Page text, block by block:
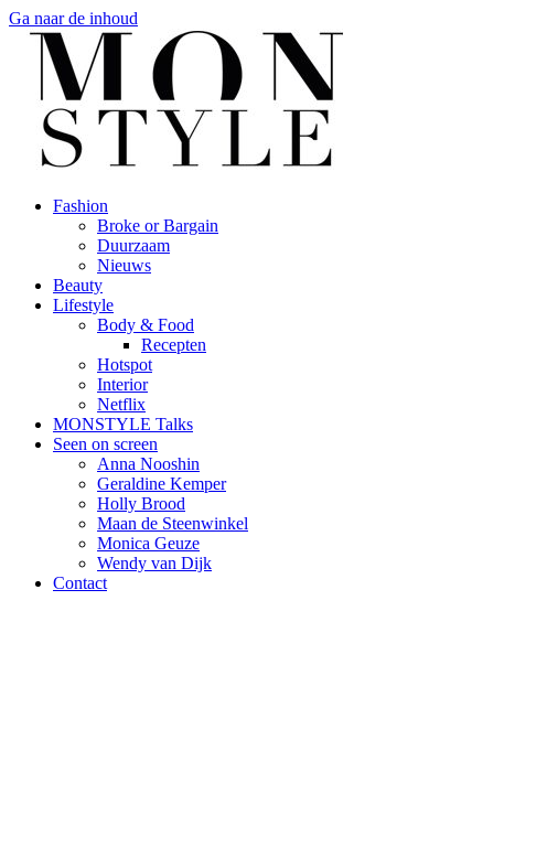
Ga naar de inhoud
Fashion
Broke or Bargain
Duurzaam
Nieuws
Beauty
Lifestyle
Body & Food
Recepten
Hotspot
Interior
Netflix
MONSTYLE Talks
Seen on screen
Anna Nooshin
Geraldine Kemper
Holly Brood
Maan de Steenwinkel
Monica Geuze
Wendy van Dijk
Contact